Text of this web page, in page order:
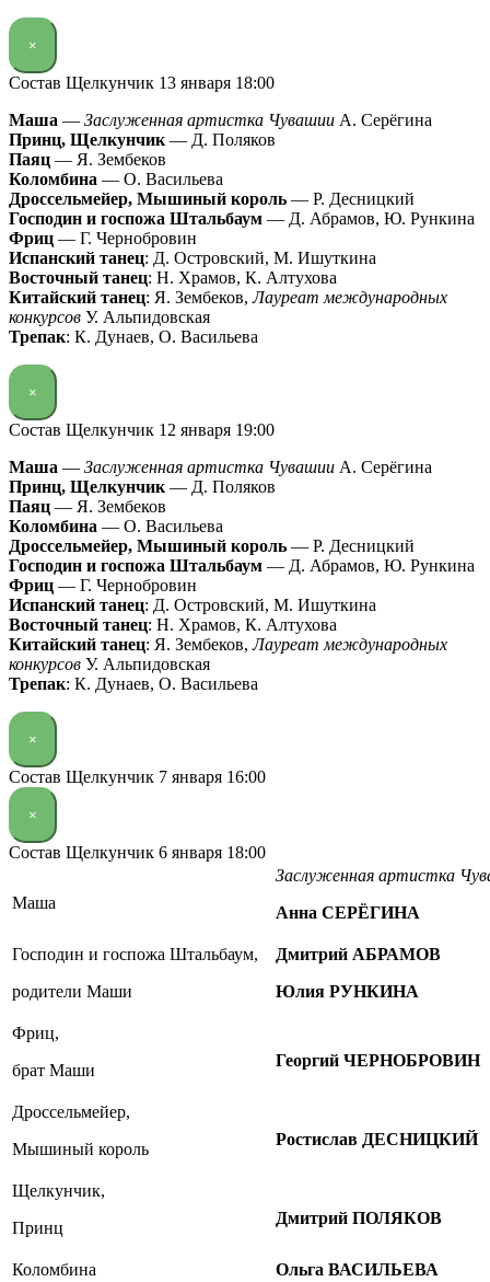
×
Состав Щелкунчик 13 января 18:00
Маша — Заслуженная артистка Чувашии А. Серёгина
Принц, Щелкунчик — Д. Поляков
Паяц — Я. Зембеков
Коломбина — О. Васильева
Дроссельмейер, Мышиный король — Р. Десницкий
Господин и госпожа Штальбаум — Д. Абрамов, Ю. Рункина
Фриц — Г. Чернобровин
Испанский танец: Д. Островский, М. Ишуткина
Восточный танец: Н. Храмов, К. Алтухова
Китайский танец: Я. Зембеков,Лауреат международных
конкурсов У. Альпидовская
Трепак: К. Дунаев, О. Васильева
×
Состав Щелкунчик 12 января 19:00
Маша — Заслуженная артистка Чувашии А. Серёгина
Принц, Щелкунчик — Д. Поляков
Паяц — Я. Зембеков
Коломбина — О. Васильева
Дроссельмейер, Мышиный король — Р. Десницкий
Господин и госпожа Штальбаум — Д. Абрамов, Ю. Рункина
Фриц — Г. Чернобровин
Испанский танец: Д. Островский, М. Ишуткина
Восточный танец: Н. Храмов, К. Алтухова
Китайский танец: Я. Зембеков,Лауреат международных
конкурсов У. Альпидовская
Трепак: К. Дунаев, О. Васильева
×
Состав Щелкунчик 7 января 16:00
×
Состав Щелкунчик 6 января 18:00
Маша
Заслуженная артистка
Анна СЕРЁГИНА
Господин и госпожа Штальбаум,
родители Маши
Дмитрий АБРАМОВ
Юлия РУНКИНА
Фриц,
брат Маши
Георгий ЧЕРНОБРОВИН
Дроссельмейер,
Мышиный король
Ростислав ДЕСНИЦКИЙ
Щелкунчик,
Принц
Дмитрий ПОЛЯКОВ
Коломбина
Ольга ВАСИЛЬЕВА